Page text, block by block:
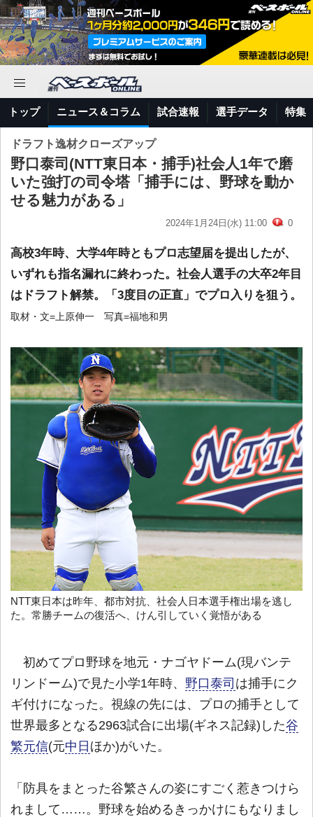
トップ ニュース＆コラム 試合速報 選手データ 特集
ドラフト逸材クローズアップ
野口泰司(NTT東日本・捕手)社会人1年で磨
いた強打の司令塔「捕手には、野球を動か
せる魅力がある」
2024年1月24日(水) 11:00 0
高校3年時、大学4年時ともプロ志望届を提出したが、
いずれも指名漏れに終わった。社会人選手の大卒2年目
はドラフト解禁。「3度目の正直」でプロ入りを狙う。
取材・文=上原伸一 写真=福地和男
NTT東日本は昨年、都市対抗、社会人日本選手権出場を逃し
た。常勝チームの復活へ、けん引していく覚悟がある
初めてプロ野球を地元・ナゴヤドーム(現バンテ
リンドーム)で見た小学1年時、 野口泰司 は捕手にク
ギ付けになった。視線の先には、プロの捕手として
世界最多となる2963試合に出場(ギネス記録)した谷
繁元信(元中日 ほか)がいた。
「防具をまとった谷繁さんの姿にすごく惹きつけら
れまして……。野球を始めるきっかけにもなりまし